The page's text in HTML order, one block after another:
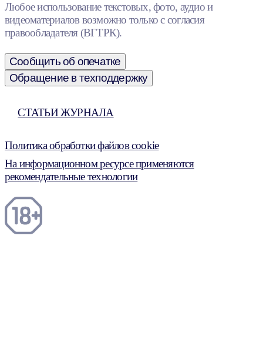
Любое использование текстовых, фото, аудио и
видеоматериалов возможно только с согласия
правообладателя (ВГТРК).
Сообщить об опечатке
Обращение в техподдержку
СТАТЬИ ЖУРНАЛА
Политика обработки файлов cookie
На информационном ресурсе применяются
рекомендательные технологии